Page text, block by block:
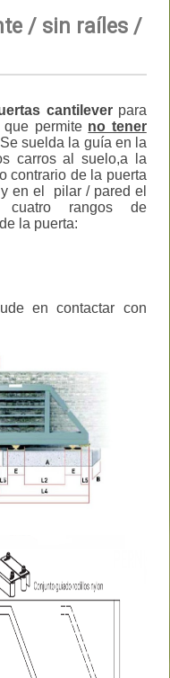
/ sin raíles /
cantilever para
que permite no tener
suelda la guía en la
carros al suelo,a la
contrario de la puerta
en el pilar / pared el
cuatro rangos de
la puerta:
en contactar con